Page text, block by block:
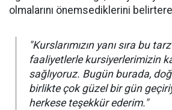
olmalarını önemsediklerini
"Kurslarımızın yanı sıra bu
faaliyetlerle kursiyerlerimizin
sağlıyoruz. Bugün burada,
birlikte çok güzel bir gün
herkese teşekkür ederim."